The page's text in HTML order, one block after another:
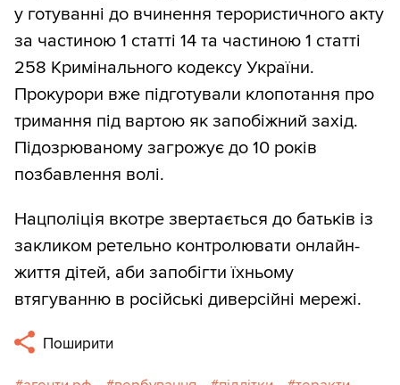
у готуванні до вчинення терористичного акту
за частиною 1 статті 14 та частиною 1 статті
258 Кримінального кодексу України.
Прокурори вже підготували клопотання про
тримання під вартою як запобіжний захід.
Підозрюваному загрожує до 10 років
позбавлення волі.
Нацполіція вкотре звертається до батьків із
закликом ретельно контролювати онлайн-
життя дітей, аби запобігти їхньому
втягуванню в російські диверсійні мережі.
Поширити